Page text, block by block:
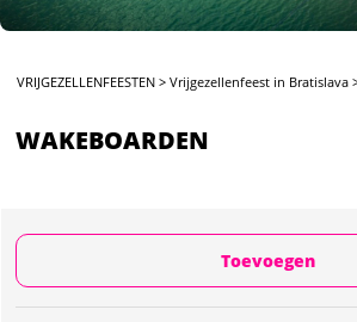
VRIJGEZELLENFEESTEN >Vrijgezellenfeest in Bratislava
WAKEBOARDEN
Toevoegen